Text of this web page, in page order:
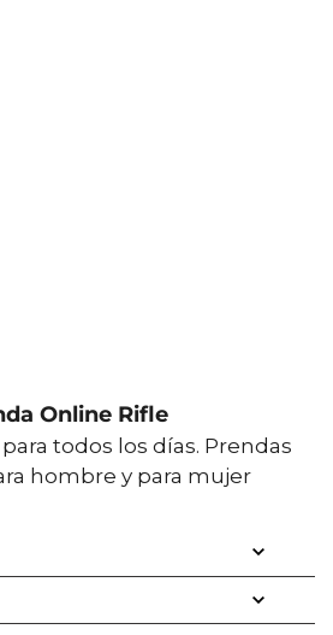
Online Rifle
todos los días. Prendas
hombre y para mujer